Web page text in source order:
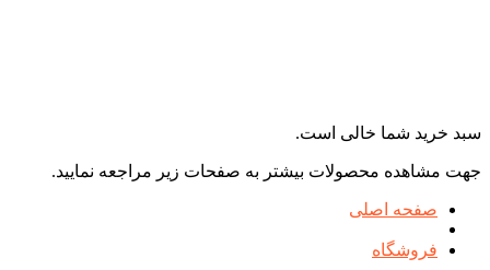
سبد خرید شما خالی است.
جهت مشاهده محصولات بیشتر به صفحات زیر مراجعه نمایید.
صفحه اصلی
فروشگاه